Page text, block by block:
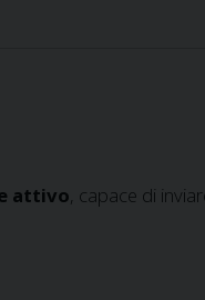
attivo, capace di